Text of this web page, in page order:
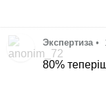
Экспертиза •
80%